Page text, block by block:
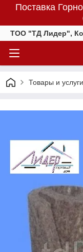
Поставка
ТОО "ТД Лидер",
Товары и услуги